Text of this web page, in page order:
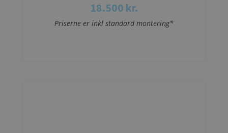
18.500 kr.
Priserne er inkl standard montering*